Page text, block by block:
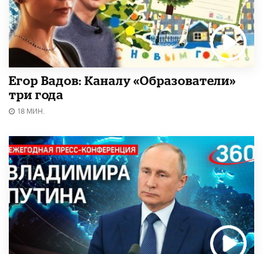
Егор Вадов: Каналу «Образователи»
три года
18 МИН.